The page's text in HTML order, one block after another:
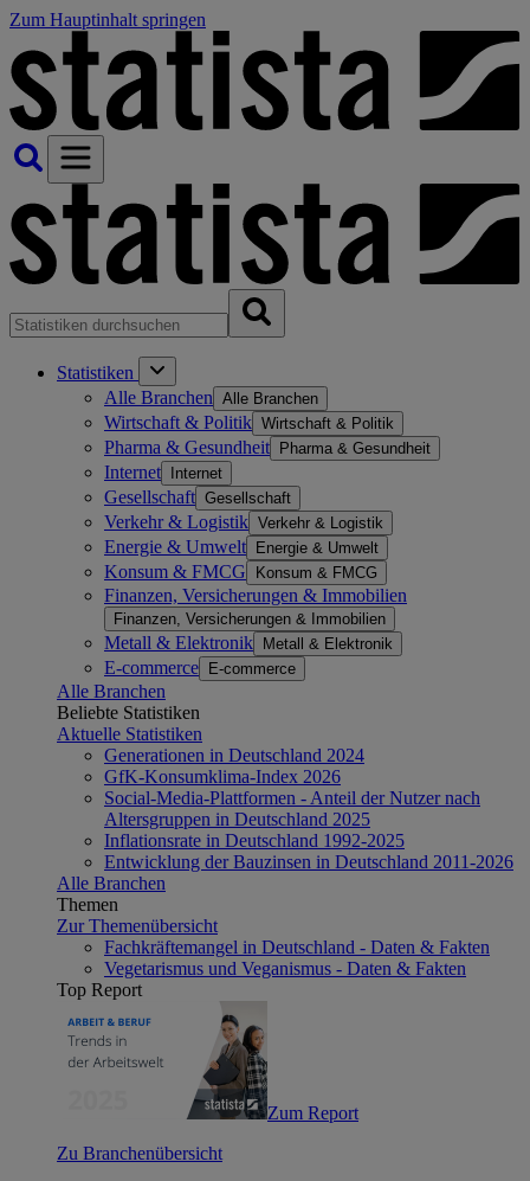
Zum Hauptinhalt springen
Statistiken
Alle Branchen Alle Branchen
Wirtschaft & Politik Wirtschaft & Politik
Pharma & Gesundheit Pharma & Gesundheit
Internet Internet
Gesellschaft Gesellschaft
Verkehr & Logistik Verkehr & Logistik
Energie & Umwelt Energie & Umwelt
Konsum & FMCG Konsum & FMCG
Finanzen, Versicherungen & Immobilien
Finanzen, Versicherungen & Immobilien
Metall & Elektronik Metall & Elektronik
E-commerce E-commerce
Alle Branchen
Beliebte Statistiken
Aktuelle Statistiken
Generationen in Deutschland 2024
GfK-Konsumklima-Index 2026
Social-Media-Plattformen - Anteil der Nutzer nach
Altersgruppen in Deutschland 2025
Inflationsrate in Deutschland 1992-2025
Entwicklung der Bauzinsen in Deutschland 2011-2026
Alle Branchen
Themen
Zur Themenübersicht
Fachkräftemangel in Deutschland - Daten & Fakten
Vegetarismus und Veganismus - Daten & Fakten
Top Report
Zum Report
Zu Branchenübersicht